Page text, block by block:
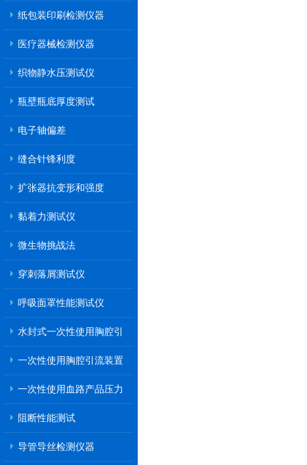
纸包装印刷检测仪器
医疗器械检测仪器
织物静水压测试仪
瓶壁瓶底厚度测试
电子轴偏差
缝合针锋利度
扩张器抗变形和强度
黏着力测试仪
微生物挑战法
穿刺落屑测试仪
呼吸面罩性能测试仪
水封式一次性使用胸腔引
一次性使用胸腔引流装置
一次性使用血路产品压力
阻断性能测试
导管导丝检测仪器